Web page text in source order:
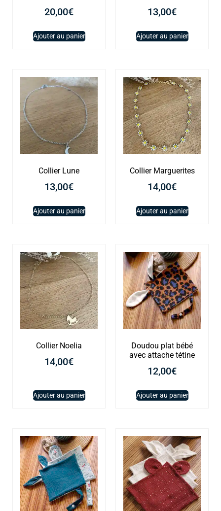
20,00€
Ajouter au panier
13,00€
Ajouter au panier
Collier Lune
13,00€
Ajouter au panier
Collier Marguerites
14,00€
Ajouter au panier
Collier Noelia
14,00€
Ajouter au panier
Doudou plat bébé
avec attache tétine
12,00€
Ajouter au panier